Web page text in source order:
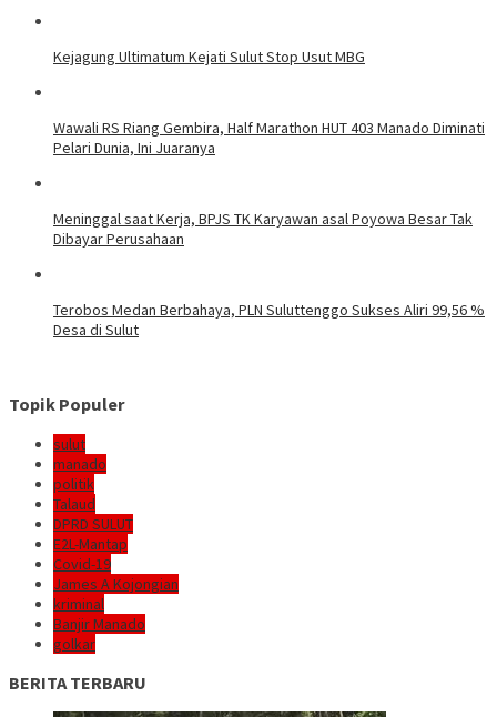
Kejagung Ultimatum Kejati Sulut Stop Usut MBG
Wawali RS Riang Gembira, Half Marathon HUT 403 Manado Diminati
Pelari Dunia, Ini Juaranya
Meninggal saat Kerja, BPJS TK Karyawan asal Poyowa Besar Tak
Dibayar Perusahaan
Terobos Medan Berbahaya, PLN Suluttenggo Sukses Aliri 99,56 %
Desa di Sulut
Topik Populer
sulut
manado
politik
Talaud
DPRD SULUT
E2L-Mantap
Covid-19
James A Kojongian
kriminal
Banjir Manado
golkar
BERITA TERBARU